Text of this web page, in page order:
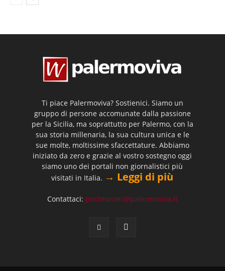
Ti piace Palermoviva? Sostienici. Siamo un
gruppo di persone accomunate dalla passione
per la Sicilia, ma soprattutto per Palermo, con la
sua storia millenaria, la sua cultura unica e le
sue molte, moltissime sfaccettature. Abbiamo
iniziato da zero e grazie al vostro sostegno oggi
siamo uno dei portali non giornalistici più
visitati in Italia. → Leggi di più
Contattaci: postmaster@palermoviva.it